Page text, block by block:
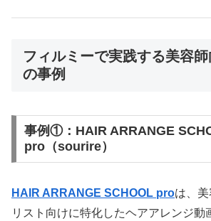
フィルミーで実践する美容
の事例
事例①：HAIR ARRANGE
pro（sourire）
HAIR ARRANGE SCHOOL proは、
リスト向けに特化したヘアアレンジ動